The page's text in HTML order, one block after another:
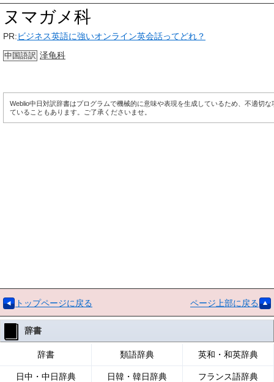
ヌマガメ科
PR:ビジネス英語に強いオンライン英会話ってどれ？
中国語訳 泽龟科
Weblio中日対訳辞書はプログラムで機械的に意味や表現を生成しているため、不適切な
ていることもあります。ご了承くださいませ。
トップページに戻る ページ上部に戻る
辞書
辞書 類語辞典 英和・和英辞典
日中・中日辞典 日韓・韓日辞典 フランス語辞典